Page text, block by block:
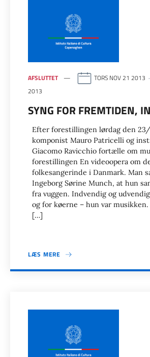
AFSLUTTET TORS NOV 21 2013
2013
SYNG FOR FREMTIDEN,
Efter forestillingen lørdag den 23/
komponist Mauro Patricelli og
Giacomo Ravicchio fortælle om
forestillingen En videoopera om
folkesangerinde i Danmark. Man
Ingeborg Sørine Munch, at hun
fra vuggen. Indvendig og
og for køerne – hun var musikken.
[…]
LÆS MERE